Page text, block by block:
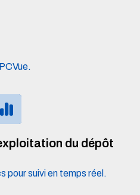
du dépôt
pour suivi en temps réel.